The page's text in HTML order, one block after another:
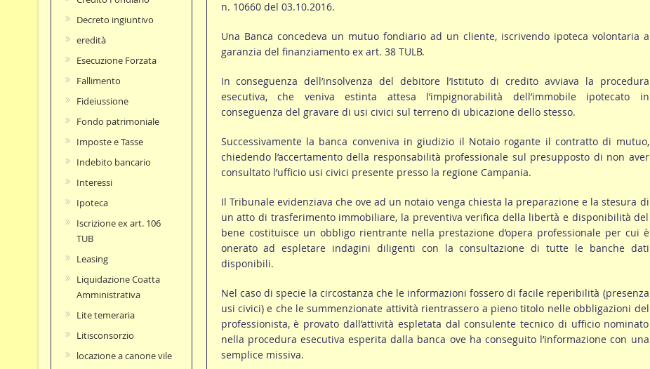
n. 10660 del 03.10.2016.
Una Banca concedeva un mutuo fondiario ad un cliente, iscrivendo ipoteca volontaria a
garanzia del finanziamento ex art. 38 TULB.
In conseguenza dell’insolvenza del debitore l’Istituto di credito avviava la procedura
esecutiva, che veniva estinta attesa l’impignorabilità dell’immobile ipotecato in
conseguenza del gravare di usi civici sul terreno di ubicazione dello stesso.
Successivamente la banca conveniva in giudizio il Notaio rogante il contratto di mutuo,
chiedendo l’accertamento della responsabilità professionale sul presupposto di non aver
consultato l’ufficio usi civici presente presso la regione Campania.
Il Tribunale evidenziava che ove ad un notaio venga chiesta la preparazione e la stesura di
un atto di trasferimento immobiliare, la preventiva verifica della libertà e disponibilità del
bene costituisce un obbligo rientrante nella prestazione d’opera professionale per cui è
onerato ad espletare indagini diligenti con la consultazione di tutte le banche dati
disponibili.
Nel caso di specie la circostanza che le informazioni fossero di facile reperibilità (presenza
usi civici) e che le summenzionate attività rientrassero a pieno titolo nelle obbligazioni del
professionista, è provato dall’attività espletata dal consulente tecnico di ufficio nominato
nella procedura esecutiva esperita dalla banca ove ha conseguito l’informazione con una
semplice missiva.
Decreto ingiuntivo
eredità
Esecuzione Forzata
Fallimento
Fideiussione
Fondo patrimoniale
Imposte e Tasse
Indebito bancario
Interessi
Ipoteca
Iscrizione ex art. 106
TUB
Leasing
Liquidazione Coatta
Amministrativa
Lite temeraria
Litisconsorzio
locazione a canone vile